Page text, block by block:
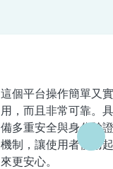
這個平台操作簡單又實
用，而且非常可靠。具
備多重安全與身分驗證
機制，讓使用者使用起
來更安心。